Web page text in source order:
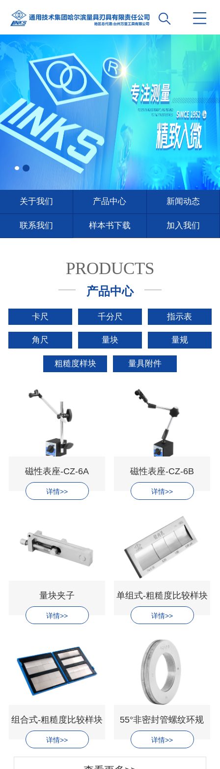
关于我们 产品中心 新闻动态
联系我们 样本书下载 加入我们
PRODUCTS
产品中心
卡尺 千分尺 指示表
角尺 量块 量规
粗糙度样块 量具附件
磁性表座-CZ-6A
详情>>
磁性表座-CZ-6B
详情>>
量块夹子
详情>>
单组式-粗糙度比较样块
详情>>
组合式-粗糙度比较样块
详情>>
55°非密封管螺纹环规
详情>>